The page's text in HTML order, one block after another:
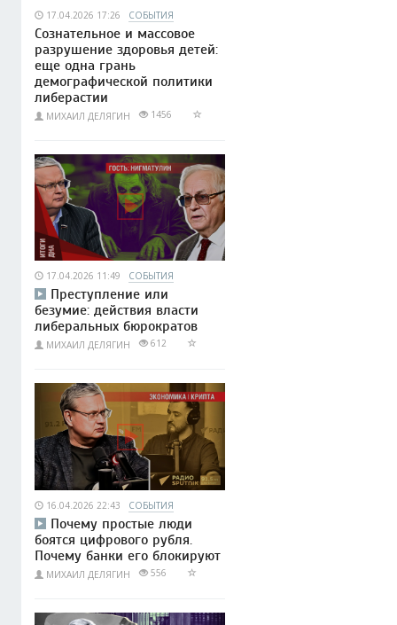
17.04.2026 17:26 СОБЫТИЯ
Сознательное и массовое
разрушение здоровья детей:
еще одна грань
демографической политики
либерастии
МИХАИЛ ДЕЛЯГИН 1456
17.04.2026 11:49 СОБЫТИЯ
Преступление или
безумие: действия власти
либеральных бюрократов
МИХАИЛ ДЕЛЯГИН 612
16.04.2026 22:43 СОБЫТИЯ
Почему простые люди
боятся цифрового рубля.
Почему банки его блокируют
МИХАИЛ ДЕЛЯГИН 556